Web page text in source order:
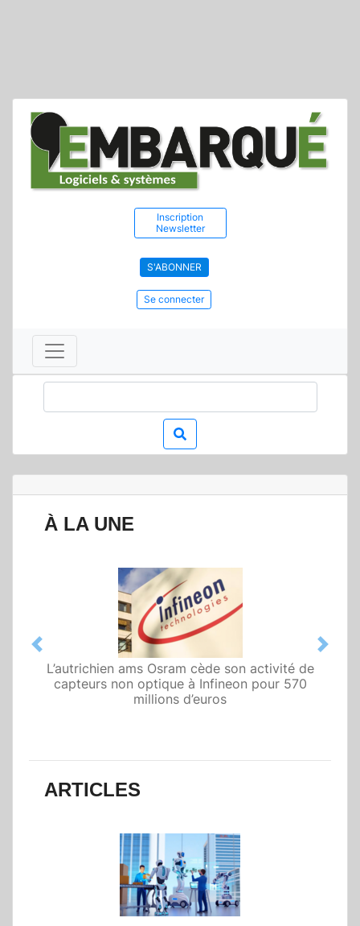
Inscription
Newsletter
S'ABONNER
Se connecter
À LA UNE
L’autrichien ams Osram cède son activité de
capteurs non optique à Infineon pour 570
millions d’euros
Qualcomm met en avant une architecture
fondée sur l’IA physique au service de robots
domestiques et humanoïdes
Previous Next
ARTICLES